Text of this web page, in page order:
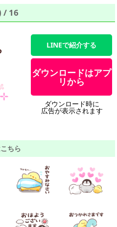
/ 16
LINEで紹介する
ダウンロードはアプ
リから
ダウンロード時に
広告が表示されます
ちら